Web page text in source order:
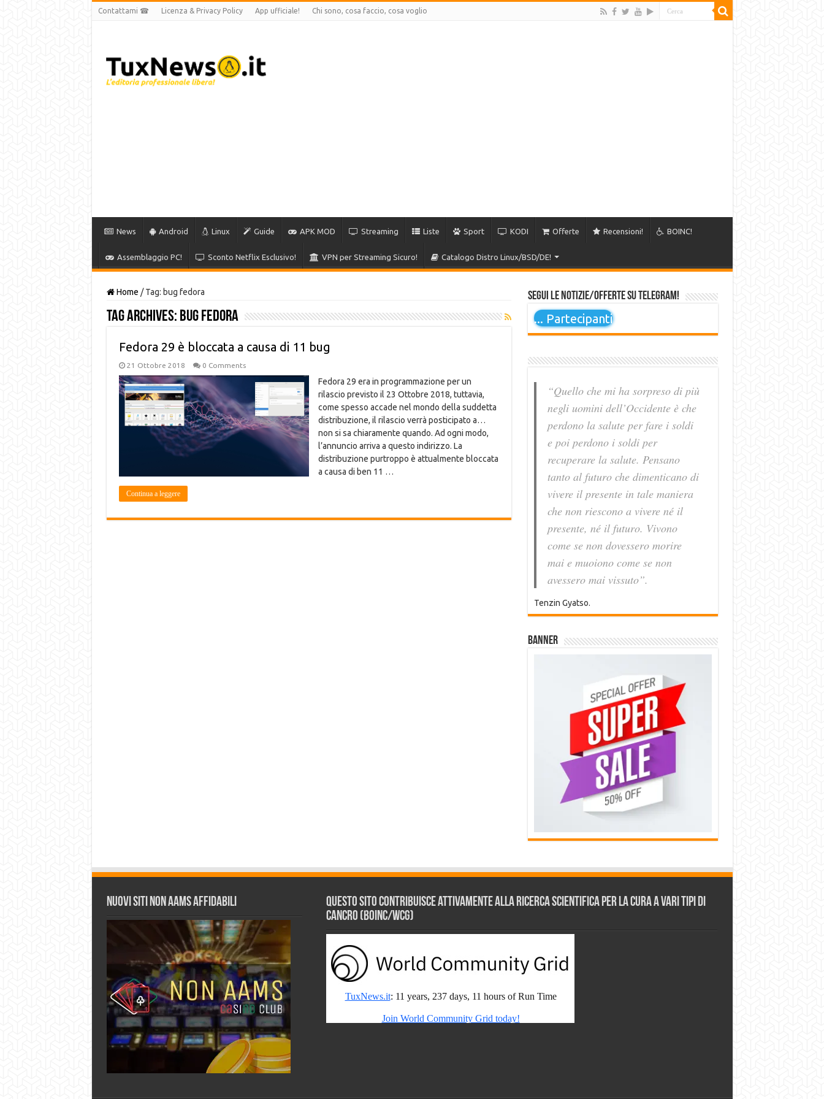
Contattami ☎ Licenza & Privacy Policy App ufficiale! Chi sono, cosa faccio, cosa voglio
News Android Linux Guide APK MOD Streaming Liste Sport KODI Offerte Recensioni! BOINC!
Assemblaggio PC! Sconto Netflix Esclusivo! VPN per Streaming Sicuro! Catalogo Distro Linux/BSD/DE!
Home / Tag: bug fedora
Tag Archives: bug fedora
Fedora 29 è bloccata a causa di 11 bug
21 Ottobre 2018 0 Comments
Fedora 29 era in programmazione per un
rilascio previsto il 23 Ottobre 2018, tuttavia,
come spesso accade nel mondo della suddetta
distribuzione, il rilascio verrà posticipato a…
non si sa chiaramente quando. Ad ogni modo,
l’annuncio arriva a questo indirizzo. La
distribuzione purtroppo è attualmente bloccata
a causa di ben 11 …
Continua a leggere
Segui le notizie/offerte su Telegram!
... Partecipanti
“Quello che mi ha sorpreso di più
negli uomini dell’Occidente è che
perdono la salute per fare i soldi
e poi perdono i soldi per
recuperare la salute. Pensano
tanto al futuro che dimenticano di
vivere il presente in tale maniera
che non riescono a vivere né il
presente, né il futuro. Vivono
come se non dovessero morire
mai e muoiono come se non
avessero mai vissuto”.
Tenzin Gyatso.
Banner
Nuovi siti non AAMS affidabili
Questo sito contribuisce attivamente alla ricerca scientifica per la cura a vari tipi di
Cancro (BOINC/WCG)